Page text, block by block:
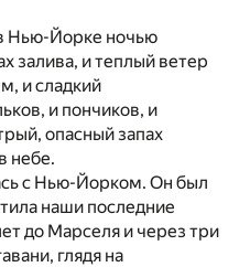
Нью-Йорке ночью
залива, и теплый ветер
и сладкий
и пончиков, и
опасный запах
небе.
с Нью-Йорком. Он был
наши последние
до Марселя и через три
глядя на